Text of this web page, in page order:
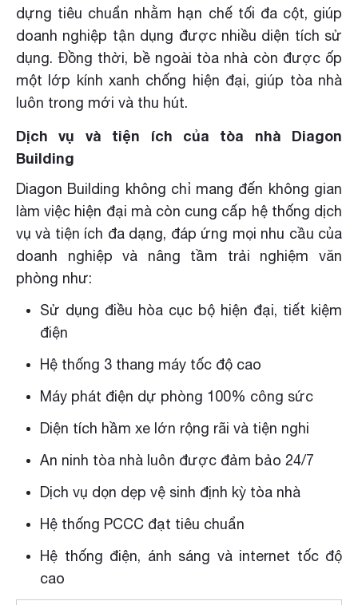
dựng tiêu chuẩn nhằm hạn chế tối đa cột, giúp
doanh nghiệp tận dụng được nhiều diện tích sử
dụng. Đồng thời, bề ngoài tòa nhà còn được ốp
một lớp kính xanh chống hiện đại, giúp tòa nhà
luôn trong mới và thu hút.
Dịch vụ và tiện ích của tòa nhà Diagon
Building
Diagon Building không chỉ mang đến không gian
làm việc hiện đại mà còn cung cấp hệ thống dịch
vụ và tiện ích đa dạng, đáp ứng mọi nhu cầu của
doanh nghiệp và nâng tầm trải nghiệm văn
phòng như:
Sử dụng điều hòa cục bộ hiện đại, tiết kiệm
điện
Hệ thống 3 thang máy tốc độ cao
Máy phát điện dự phòng 100% công sức
Diện tích hầm xe lớn rộng rãi và tiện nghi
An ninh tòa nhà luôn được đảm bảo 24/7
Dịch vụ dọn dẹp vệ sinh định kỳ tòa nhà
Hệ thống PCCC đạt tiêu chuẩn
Hệ thống điện, ánh sáng và internet tốc độ
cao